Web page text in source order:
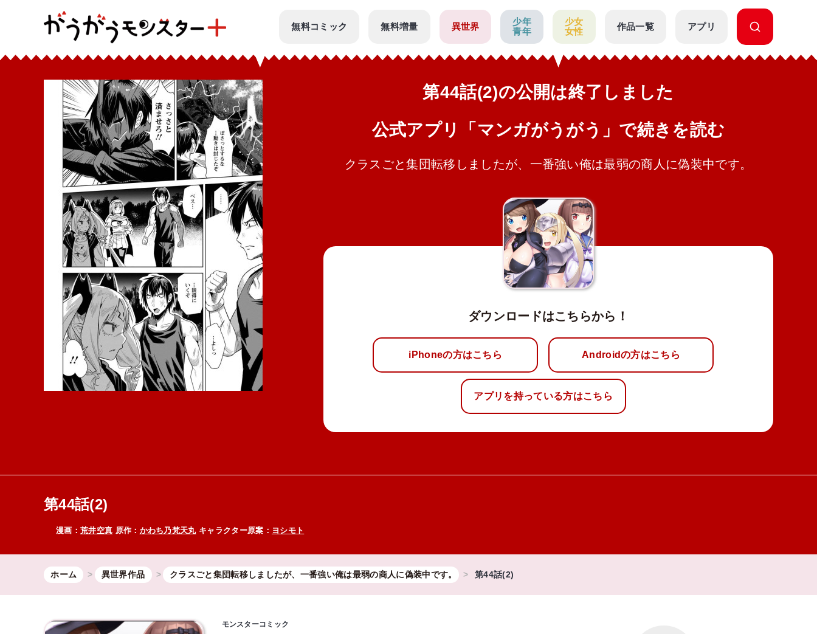
無料コミック 無料増量 異世界
少年
青年
少女
女性
作品一覧 アプリ
第44話(2)の公開は終了しました
公式アプリ「マンガがうがう」で続きを読む
クラスごと集団転移しましたが、一番強い俺は最弱の商人に偽装中です。
ダウンロードはこちらから！
iPhoneの方はこちら Androidの方はこちら
アプリを持っている方はこちら
第44話(2)
漫画： 荒井空真 原作： かわち乃梵天丸キャラクター原案： ヨシモト
ホーム 異世界作品 クラスごと集団転移しましたが、一番強い俺は最弱の商人に偽装中です。 第44話(2)
モンスターコミック